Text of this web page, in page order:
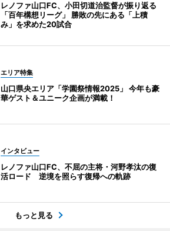
レノファ山口FC、小田切道治監督が振り返る
「百年構想リーグ」 勝敗の先にある「上積
み」を求めた20試合
エリア特集
山口県央エリア「学園祭情報2025」 今年も豪
華ゲスト＆ユニーク企画が満載！
インタビュー
レノファ山口FC、不屈の主将・河野孝汰の復
活ロード 逆境を照らす復帰への軌跡
もっと見る